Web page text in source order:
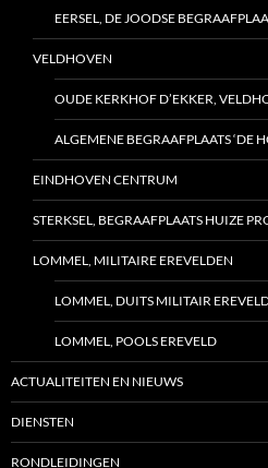
EERSEL, DE JOODSE
VELDHOVEN
OUDE KERKHOF D’EKKER,
ALGEMENE BEGRAAFPLAATS ‘DE
EINDHOVEN CENTRUM
STERKSEL, BEGRAAFPLAATS HUIZE
LOMMEL, MILITAIRE EREVELDEN
LOMMEL, DUITS MILITAIR
LOMMEL, POOLS EREVELD
ACTUALITEITEN EN NIEUWS
DIENSTEN
RONDLEIDINGEN